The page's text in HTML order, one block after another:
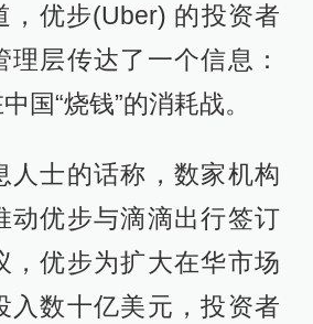
，优步(Uber) 的投资者
理层传达了一个信息：
国“烧钱”的消耗战。
人士的话称，数家机构
动优步与滴滴出行签订
，优步为扩大在华市场
入数十亿美元，投资者